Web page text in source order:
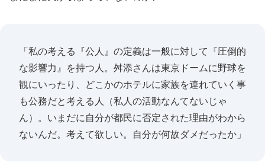
「私の考える『公人』の定義は一般に対して『圧倒的
な影響力』を持つ人。舛添さんは東京ドームに野球を
観にいったり、どこかのホテルに家族を連れていく事
も公務だと考える人（私人の活動なんてないじゃ
ん）。いまだに自分が都民に否定された理由がわから
ないんだ。考えて欲しい。自分が何故ダメだったか」